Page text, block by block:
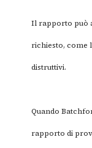
Il rapporto può
richiesto, come
distruttivi.
Quando
rapporto di